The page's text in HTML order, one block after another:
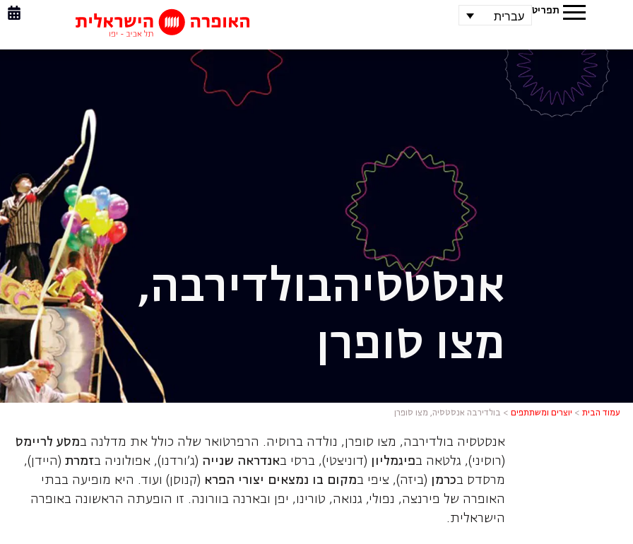
תפריט עברית
בולדירבה אנסטסיה, מצו
אנסטסיהבולדירבה,
מצו סופרן
עמוד הבית > יוצרים ומשתתפים > בולדירבה אנסטסיה, מצו סופרן
אנסטסיה בולדירבה, מצו סופרן, נולדה ברוסיה. הרפרטואר שלה כולל את מדלנה במסע לריימס
(רוסיני), גלטאה בפיגמליון (דוניצטי), ברסי באנדראה שנייה (ג'ורדנו), אפולוניה בזמרת (היידן),
מרסדס בכרמן (ביזה), ציפי במקום בו נמצאים יצורי הפרא (קנוסן) ועוד. היא מופיעה בבתי
האופרה של פירנצה, נפולי, גנואה, טורינו, יפן ובארנה בוורונה. זו הופעתה הראשונה באופרה
הישראלית.